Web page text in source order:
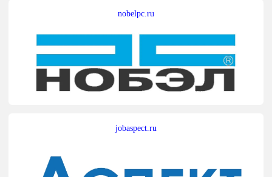
nobelpc.ru
jobaspect.ru